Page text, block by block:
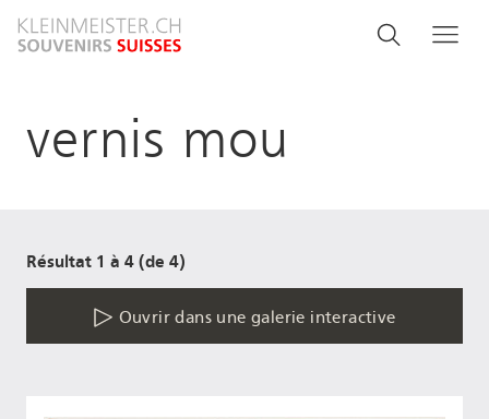
au
Search
Rechercher
vernis mou
Résultat 1 à 4 (de 4)
Ouvrir dans une galerie interactive